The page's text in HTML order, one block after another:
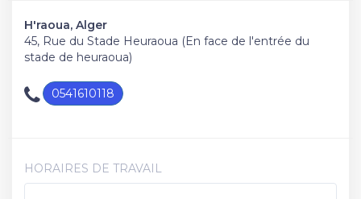
H'raoua, Alger
45, Rue du Stade Heuraoua (En face de l'entrée du
stade de heuraoua)
0541610118
HORAIRES DE TRAVAIL